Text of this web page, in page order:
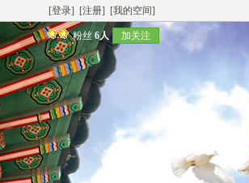
[登录] [注册] [我的空间]
粉丝 6人 加关注